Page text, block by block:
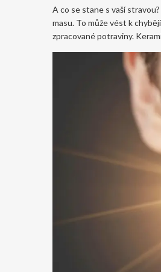
A co se stane s vaší
masu. To může vést k
zpracované potraviny.